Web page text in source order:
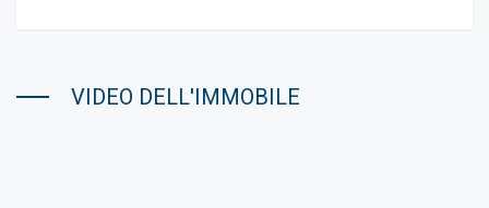
VIDEO DELL'IMMOBILE